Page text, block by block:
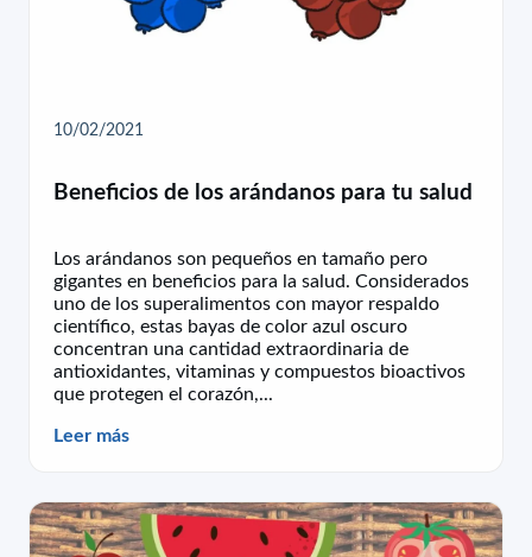
10/02/2021
Beneficios de los arándanos para tu salud
Los arándanos son pequeños en tamaño pero
gigantes en beneficios para la salud. Considerados
uno de los superalimentos con mayor respaldo
científico, estas bayas de color azul oscuro
concentran una cantidad extraordinaria de
antioxidantes, vitaminas y compuestos bioactivos
que protegen el corazón,...
Leer más